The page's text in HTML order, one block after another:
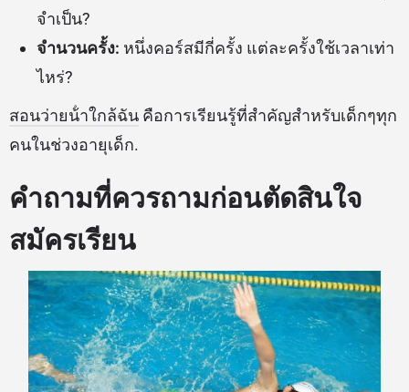
จำเป็น?
จำนวนครั้ง: หนึ่งคอร์สมีกี่ครั้ง แต่ละครั้งใช้เวลาเท่า
ไหร่?
สอนว่ายน้ําใกล้ฉัน คือการเรียนรู้ที่สำคัญสำหรับเด็กๆทุก
คนในช่วงอายุเด็ก.
คำถามที่ควรถามก่อนตัดสินใจ
สมัครเรียน